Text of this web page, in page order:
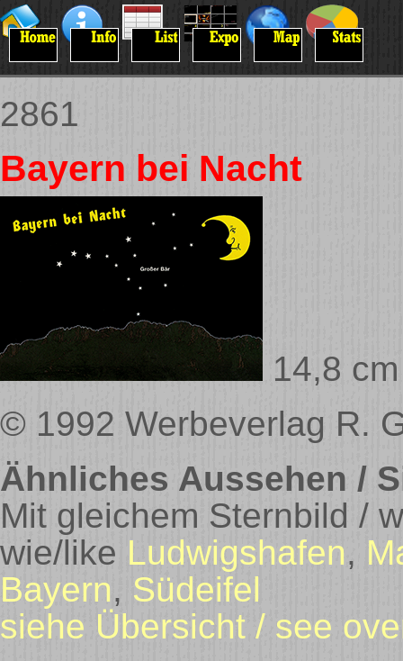
2861
Bayern bei Nacht
14,8
© 1992 Werbeverlag R.
Ähnliches Aussehen /
Mit gleichem Sternbild /
wie/like Ludwigshafen,
Bayern, Südeifel
siehe Übersicht / see